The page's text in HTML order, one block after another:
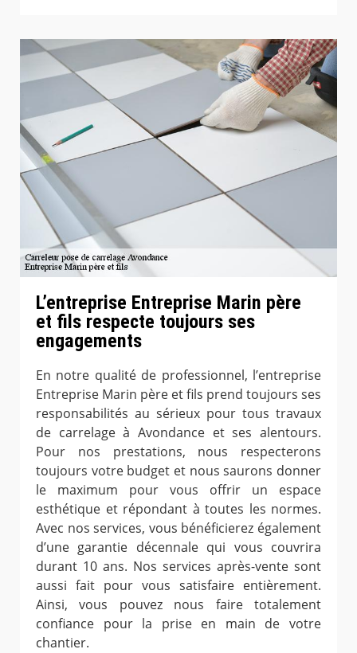
L’entreprise Entreprise Marin père
et fils respecte toujours ses
engagements
En notre qualité de professionnel, l’entreprise
Entreprise Marin père et fils prend toujours ses
responsabilités au sérieux pour tous travaux
de carrelage à Avondance et ses alentours.
Pour nos prestations, nous respecterons
toujours votre budget et nous saurons donner
le maximum pour vous offrir un espace
esthétique et répondant à toutes les normes.
Avec nos services, vous bénéficierez également
d’une garantie décennale qui vous couvrira
durant 10 ans. Nos services après-vente sont
aussi fait pour vous satisfaire entièrement.
Ainsi, vous pouvez nous faire totalement
confiance pour la prise en main de votre
chantier.